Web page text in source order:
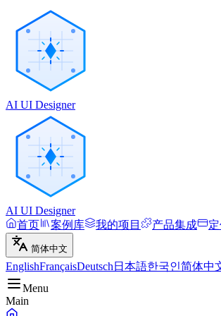
AI UI Designer
AI UI Designer
首页
案例库 我的项目 产品集成
简体中文
EnglishFrançaisDeutsch 日本語한국인简体中
Menu
Main